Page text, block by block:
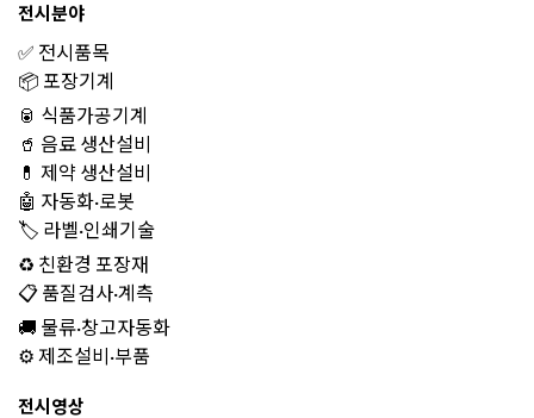
전시분야
✅ 전시품목
📦 포장기계
🥫 식품가공기계
🥤 음료 생산설비
💊 제약 생산설비
🤖 자동화·로봇
🏷️ 라벨·인쇄기술
♻️ 친환경 포장재
📋 품질검사·계측
🚚 물류·창고자동화
⚙️ 제조설비·부품
전시영상